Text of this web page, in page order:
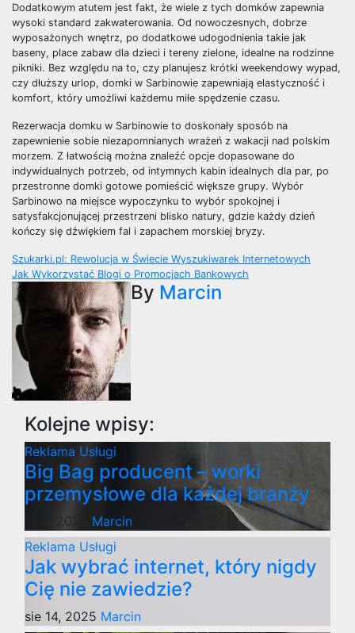
Dodatkowym atutem jest fakt, że wiele z tych domków zapewnia
wysoki standard zakwaterowania. Od nowoczesnych, dobrze
wyposażonych wnętrz, po dodatkowe udogodnienia takie jak
baseny, place zabaw dla dzieci i tereny zielone, idealne na rodzinne
pikniki. Bez względu na to, czy planujesz krótki weekendowy wypad,
czy dłuższy urlop, domki w Sarbinowie zapewniają elastyczność i
komfort, który umożliwi każdemu miłe spędzenie czasu.
Rezerwacja domku w Sarbinowie to doskonały sposób na
zapewnienie sobie niezapomnianych wrażeń z wakacji nad polskim
morzem. Z łatwością można znaleźć opcje dopasowane do
indywidualnych potrzeb, od intymnych kabin idealnych dla par, po
przestronne domki gotowe pomieścić większe grupy. Wybór
Sarbinowo na miejsce wypoczynku to wybór spokojnej i
satysfakcjonującej przestrzeni blisko natury, gdzie każdy dzień
kończy się dźwiękiem fal i zapachem morskiej bryzy.
Nawigacja
wpisu
Szukarki.pl: Rewolucja w Świecie Wyszukiwarek Internetowych
Jak Wykorzystać Blogi o Promocjach Bankowych
By Marcin
Kolejne wpisy:
Reklama Usługi
Big Bag producent – worki
przemysłowe dla każdej branży
lis 8, 2025 Marcin
Reklama Usługi
Jak wybrać internet, który nigdy
Cię nie zawiedzie?
sie 14, 2025 Marcin